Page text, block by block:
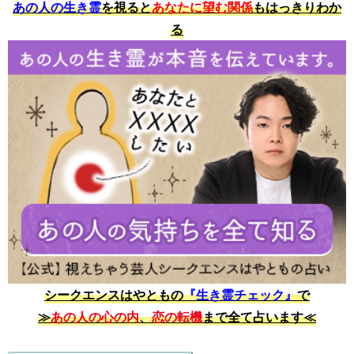
あの人の生き霊を視るとあなたに望む関係もはっきりわか
る
シークエンスはやともの『生き霊チェック』で
≫あの人の心の内、恋の転機まで全て占います≪